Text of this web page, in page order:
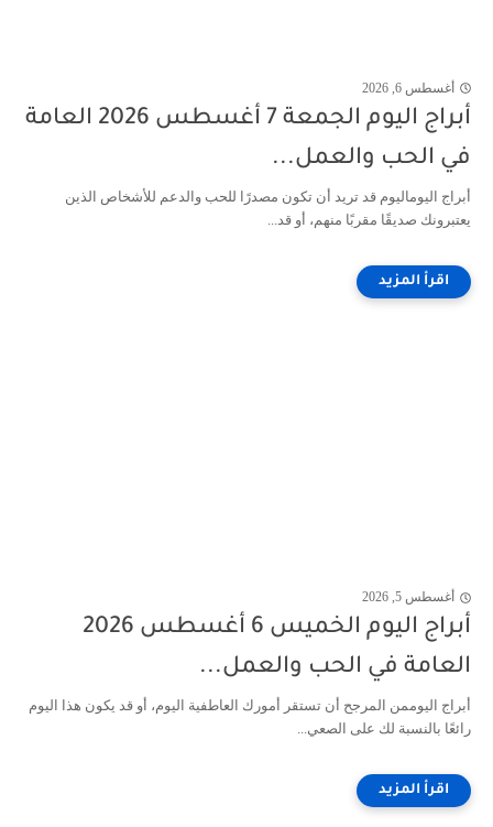
أغسطس 6, 2026
أبراج اليوم الجمعة 7 أغسطس 2026 العامة
في الحب والعمل...
أبراج اليوماليوم قد تريد أن تكون مصدرًا للحب والدعم للأشخاص الذين
يعتبرونك صديقًا مقربًا منهم، أو قد...
أغسطس 5, 2026
أبراج اليوم الخميس 6 أغسطس 2026
العامة في الحب والعمل...
أبراج اليوممن المرجح أن تستقر أمورك العاطفية اليوم، أو قد يكون هذا اليوم
رائعًا بالنسبة لك على الصعي...